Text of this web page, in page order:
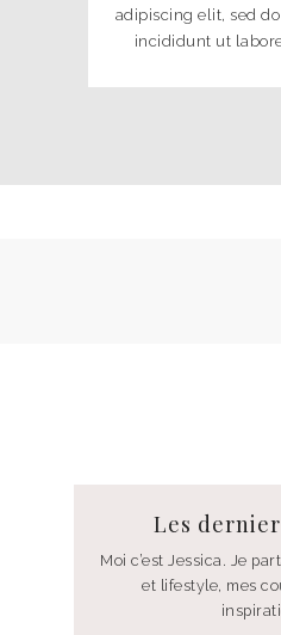
adipiscing elit, sed
incididunt ut
Les
Moi c’est Jessica. Je
et lifestyle, mes